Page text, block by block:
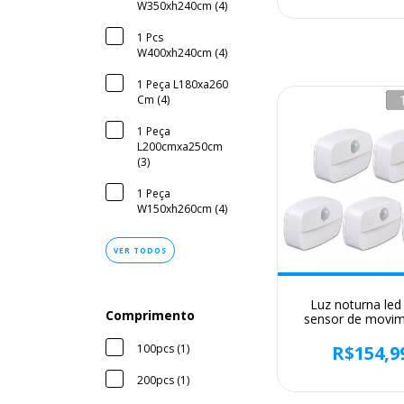
W350xh240cm (4)
1 Pcs
W400xh240cm (4)
1 Peça L180xa260
Cm (4)
1 Peça
L200cmxa250cm
(3)
1 Peça
W150xh260cm (4)
VER TODOS
Comprimento
100pcs (1)
200pcs (1)
luzes natal
Luz noturna
sensor de
para cabeceira,
para quarto,